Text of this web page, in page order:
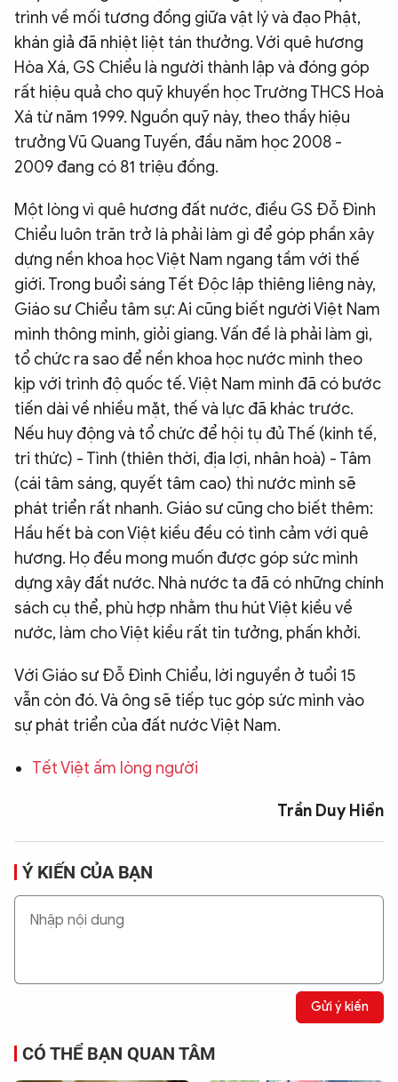
trình về mối tương đồng giữa vật lý và đạo Phật,
khán giả đã nhiệt liệt tán thưởng. Với quê hương
Hòa Xá, GS Chiểu là người thành lập và đóng góp
rất hiệu quả cho quỹ khuyến học Trường THCS Hoà
Xá từ năm 1999. Nguồn quỹ này, theo thầy hiệu
trưởng Vũ Quang Tuyến, đầu năm học 2008 -
2009 đang có 81 triệu đồng.
Một lòng vì quê hương đất nước, điều GS Đỗ Đình
Chiểu luôn trăn trở là phải làm gì để góp phần xây
dựng nền khoa học Việt Nam ngang tầm với thế
giới. Trong buổi sáng Tết Độc lập thiêng liêng này,
Giáo sư Chiểu tâm sự: Ai cũng biết người Việt Nam
mình thông minh, giỏi giang. Vấn đề là phải làm gì,
tổ chức ra sao để nền khoa học nước mình theo
kịp với trình độ quốc tế. Việt Nam mình đã có bước
tiến dài về nhiều mặt, thế và lực đã khác trước.
Nếu huy động và tổ chức để hội tụ đủ Thế (kinh tế,
tri thức) - Tình (thiên thời, địa lợi, nhân hoà) - Tâm
(cái tâm sáng, quyết tâm cao) thì nước mình sẽ
phát triển rất nhanh. Giáo sư cũng cho biết thêm:
Hầu hết bà con Việt kiều đều có tình cảm với quê
hương. Họ đều mong muốn được góp sức mình
dựng xây đất nước. Nhà nước ta đã có những chính
sách cụ thể, phù hợp nhằm thu hút Việt kiều về
nước, làm cho Việt kiều rất tin tưởng, phấn khởi.
Với Giáo sư Đỗ Đình Chiểu, lời nguyền ở tuổi 15
vẫn còn đó. Và ông sẽ tiếp tục góp sức mình vào
sự phát triển của đất nước Việt Nam.
Tết Việt ấm lòng người
Trần Duy Hiển
Ý KIẾN CỦA BẠN
Gửi ý kiến
CÓ THỂ BẠN QUAN TÂM